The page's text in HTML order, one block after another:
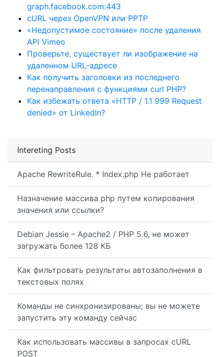
Intereting Posts
Apache RewriteRule. * Index.php Не работает
Назначение массива php путем копирования
значения или ссылки?
Debian Jessie – Apache2 / PHP 5.6, не может
загружать более 128 КБ
Как фильтровать результаты автозаполнения в
текстовых полях
Команды не синхронизированы; вы не можете
запустить эту команду сейчас
Как использовать массивы в запросах cURL
POST
graph.facebook.com:443
cURL через OpenVPN или PPTP
«Недопустимое состояние» после удаления
API Vimeo
Проверьте, существует ли изображение на
удаленном URL-адресе
Как получить заголовки из последнего
перенаправления с функциями curl PHP?
Как избежать ответа «HTTP / 1.1 999 Request
denied» от LinkedIn?